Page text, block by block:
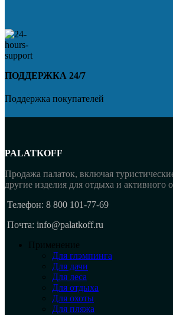
ПОДДЕРЖКА 24/7
Поддержка покупателей
PALATKOFF
Продажа палаток, включая
другие изделия для отдыха и активного
Телефон: 8 800 101-77-69
Почта: info@palatkoff.ru
Применение
Для глэмпинга
Для дачи
Для леса
Для отдыха
Для охоты
Для пляжа